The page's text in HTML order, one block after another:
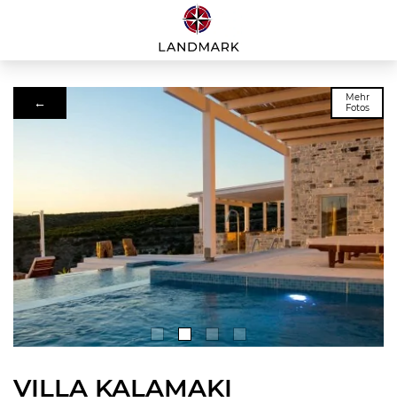
←
Mehr
Fotos
VILLA KALAMAKI